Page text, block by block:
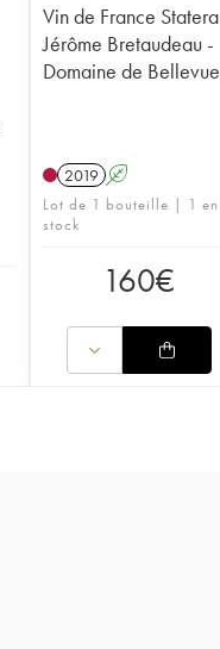
Vin de France Statera
Jérôme Bretaudeau -
Domaine de Bellevue
2019 A
Lot de 1 bouteille | 1 en
stock
160€